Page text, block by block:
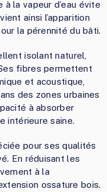
la vapeur d’eau évite
ainsi l’apparition
la pérennité du bâti.
isolant naturel,
fibres permettent
et acoustique,
des zones urbaines
à absorber
intérieure saine.
pour ses qualités
En réduisant les
à la
ossature bois.